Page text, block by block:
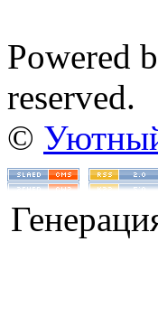
Powered
reserved.
©